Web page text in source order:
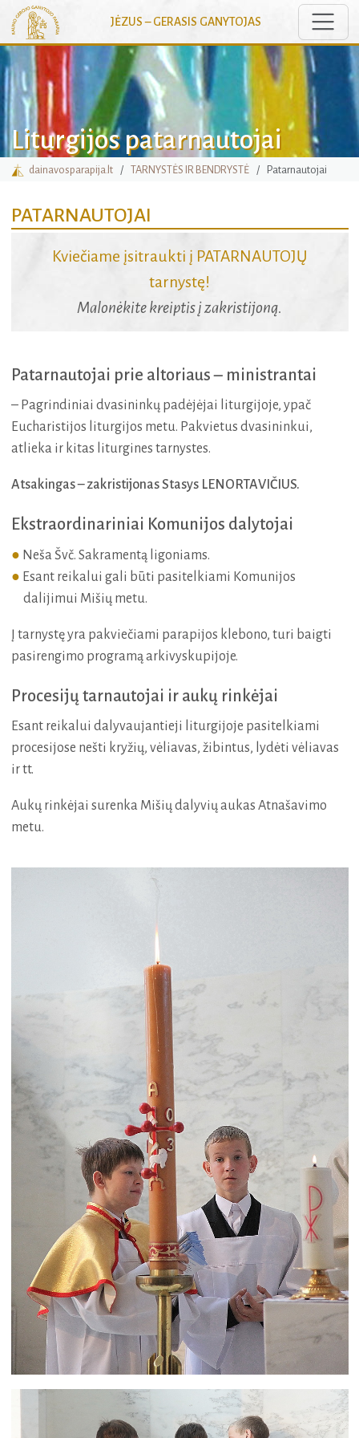
JĖZUS – GERASIS GANYTOJAS
Liturgijos patarnautojai
dainavosparapija.lt TARNYSTĖS IR BENDRYSTĖ Patarnautojai
PATARNAUTOJAI
Kviečiame įsitraukti į PATARNAUTOJŲ
tarnystę!
Malonėkite kreiptis į zakristijoną.
Patarnautojai prie altoriaus – ministrantai
– Pagrindiniai dvasininkų padėjėjai liturgijoje, ypač
Eucharistijos liturgijos metu. Pakvietus dvasininkui,
atlieka ir kitas liturgines tarnystes.
Atsakingas – zakristijonas Stasys LENORTAVIČIUS.
Ekstraordinariniai Komunijos dalytojai
Neša Švč. Sakramentą ligoniams.
Esant reikalui gali būti pasitelkiami Komunijos
dalijimui Mišių metu.
Į tarnystę yra pakviečiami parapijos klebono, turi baigti
pasirengimo programą arkivyskupijoje.
Procesijų tarnautojai ir aukų rinkėjai
Esant reikalui dalyvaujantieji liturgijoje pasitelkiami
procesijose nešti kryžių, vėliavas, žibintus, lydėti vėliavas
ir tt.
Aukų rinkėjai surenka Mišių dalyvių aukas Atnašavimo
metu.